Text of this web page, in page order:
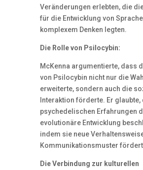
Veränderungen erlebten, die
für die Entwicklung von
komplexem Denken legten.
Die Rolle von Psilocybin:
McKenna argumentierte, dass
von Psilocybin nicht nur die
erweiterte, sondern auch die
Interaktion förderte. Er
psychedelischen Erfahrungen
evolutionäre Entwicklung
indem sie neue
Kommunikationsmuster
Die Verbindung zur kulturellen